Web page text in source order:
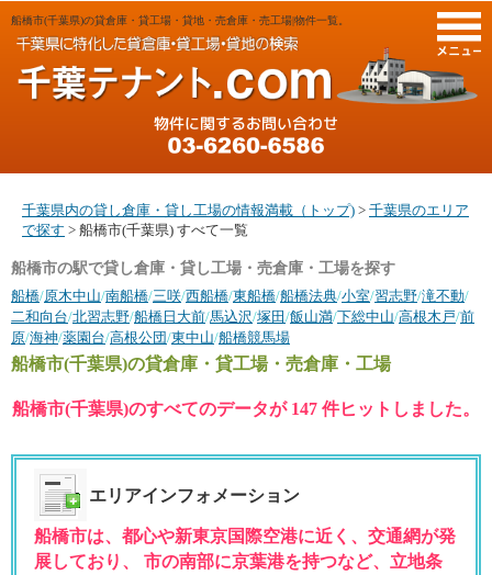
船橋市(千葉県)の貸倉庫・貸工場・貸地・売倉庫・売工場|物件一覧。
千葉県内の貸し倉庫・貸し工場の情報満載（トップ) > 千葉県のエリア
で探す > 船橋市(千葉県) すべて一覧
船橋市の駅で貸し倉庫・貸し工場・売倉庫・工場を探す
船橋/原木中山/南船橋/三咲/西船橋/東船橋/船橋法典/小室/習志野/滝不動/
二和向台/北習志野/船橋日大前/馬込沢/塚田/飯山満/下総中山/高根木戸/前
原/海神/薬園台/高根公団/東中山/船橋競馬場
船橋市(千葉県)の貸倉庫・貸工場・売倉庫・工場
船橋市(千葉県)のすべてのデータが 147 件ヒットしました。
エリアインフォメーション
船橋市は、都心や新東京国際空港に近く、交通網が発
展しており、 市の南部に京葉港を持つなど、立地条